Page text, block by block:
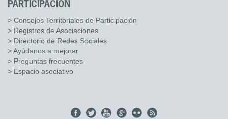
PARTICIPACIÓN
> Consejos Territoriales de Participación
> Registros de Asociaciones
> Directorio de Redes Sociales
> Ayúdanos a mejorar
> Preguntas frecuentes
> Espacio asociativo